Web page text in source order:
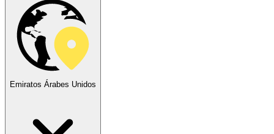
Emiratos Árabes Unidos